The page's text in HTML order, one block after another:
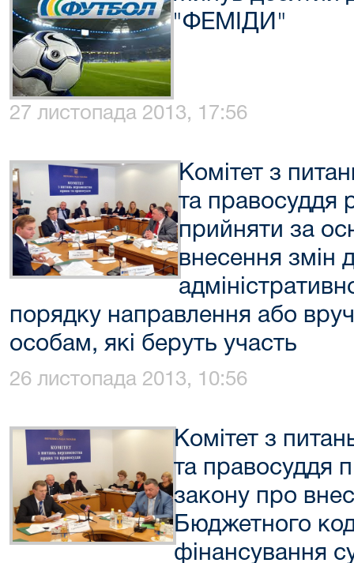
"ФЕМІДИ"
27 листопада 2013, 17:56
Комітет з
та правосуддя
прийняти за
внесення змін
порядку направлення або
особам, які беруть участь
26 листопада 2013, 10:56
Комітет з
та правосуддя
закону про
Бюджетного
фінансування